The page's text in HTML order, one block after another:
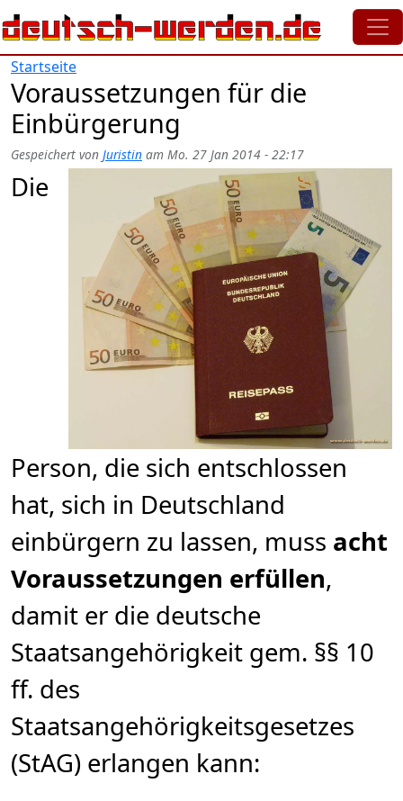
Direkt zum Inhalt
Startseite
Voraussetzungen für die
Einbürgerung
Gespeichert von Juristin am Mo. 27 Jan 2014 - 22:17
Die
Person, die sich entschlossen
hat, sich in Deutschland
einbürgern zu lassen, muss acht
Voraussetzungen erfüllen,
damit er die deutsche
Staatsangehörigkeit gem. §§ 10
ff. des
Staatsangehörigkeitsgesetzes
(StAG) erlangen kann: